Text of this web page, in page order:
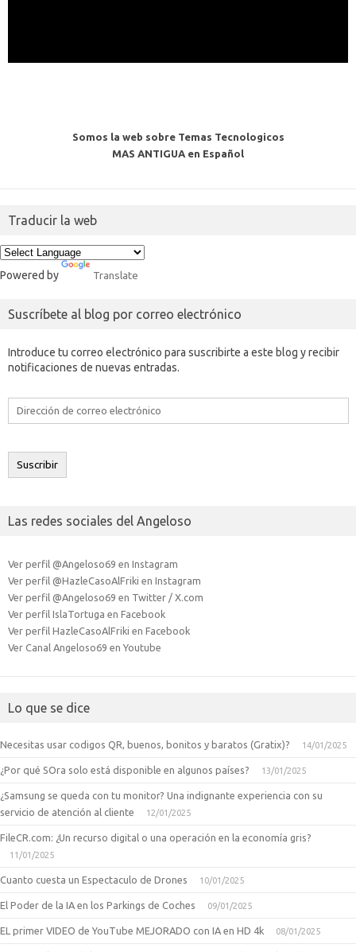
Somos la web sobre Temas Tecnologicos
MAS ANTIGUA en Español
Traducir la web
Powered by Translate
Suscríbete al blog por correo electrónico
Introduce tu correo electrónico para suscribirte a este blog y recibir
notificaciones de nuevas entradas.
Dirección
electrónico
Suscribir
Las redes sociales del Angeloso
Ver perfil @Angeloso69 en Instagram
Ver perfil @HazleCasoAlFriki en Instagram
Ver perfil @Angeloso69 en Twitter / X.com
Ver perfil IslaTortuga en Facebook
Ver perfil HazleCasoAlFriki en Facebook
Ver Canal Angeloso69 en Youtube
Lo que se dice
Necesitas usar codigos QR, buenos, bonitos y baratos (Gratix)? 14/01/2025
¿Por qué SOra solo está disponible en algunos países? 13/01/2025
¿Samsung se queda con tu monitor? Una indignante experiencia con su
servicio de atención al cliente
12/01/2025
FileCR.com: ¿Un recurso digital o una operación en la economía gris?
11/01/2025
Cuanto cuesta un Espectaculo de Drones 10/01/2025
El Poder de la IA en los Parkings de Coches 09/01/2025
EL primer VIDEO de YouTube MEJORADO con IA en HD 4k 08/01/2025